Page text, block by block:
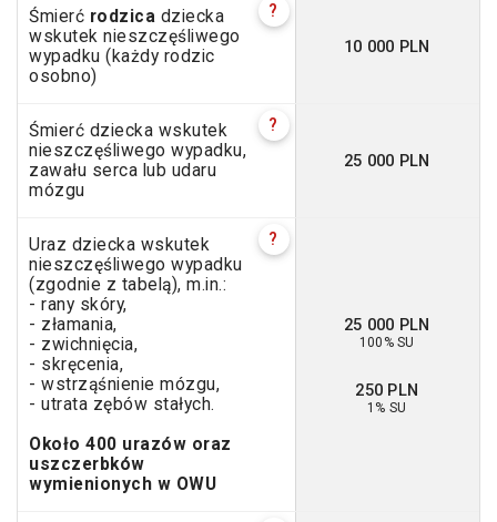
Śmierć rodzica dziecka
wskutek nieszczęśliwego
wypadku (każdy rodzic
osobno)
?
10 000 PLN
Śmierć dziecka wskutek
nieszczęśliwego wypadku,
zawału serca lub udaru
mózgu
?
25 000 PLN
Uraz dziecka wskutek
nieszczęśliwego wypadku
(zgodnie z tabelą), m.in.:
- rany skóry,
- złamania,
- zwichnięcia,
- skręcenia,
- wstrząśnienie mózgu,
- utrata zębów stałych.
Około 400 urazów oraz
uszczerbków
wymienionych w OWU
?
25 000 PLN
100% SU
250 PLN
1% SU